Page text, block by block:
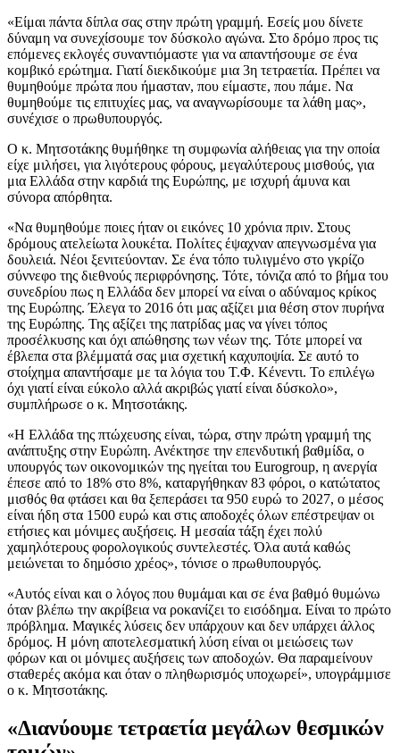
«Είμαι πάντα δίπλα σας στην πρώτη γραμμή. Εσείς μου δίνετε
δύναμη να συνεχίσουμε τον δύσκολο αγώνα. Στο δρόμο προς τις
επόμενες εκλογές συναντιόμαστε για να απαντήσουμε σε ένα
κομβικό ερώτημα. Γιατί διεκδικούμε μια 3η τετραετία. Πρέπει να
θυμηθούμε πρώτα που ήμασταν, που είμαστε, που πάμε. Να
θυμηθούμε τις επιτυχίες μας, να αναγνωρίσουμε τα λάθη μας»,
συνέχισε ο πρωθυπουργός.
Ο κ. Μητσοτάκης θυμήθηκε τη συμφωνία αλήθειας για την οποία
είχε μιλήσει, για λιγότερους φόρους, μεγαλύτερους μισθούς, για
μια Ελλάδα στην καρδιά της Ευρώπης, με ισχυρή άμυνα και
σύνορα απόρθητα.
«Να θυμηθούμε ποιες ήταν οι εικόνες 10 χρόνια πριν. Στους
δρόμους ατελείωτα λουκέτα. Πολίτες έψαχναν απεγνωσμένα για
δουλειά. Νέοι ξενιτεύονταν. Σε ένα τόπο τυλιγμένο στο γκρίζο
σύννεφο της διεθνούς περιφρόνησης. Τότε, τόνιζα από το βήμα του
συνεδρίου πως η Ελλάδα δεν μπορεί να είναι ο αδύναμος κρίκος
της Ευρώπης. Έλεγα το 2016 ότι μας αξίζει μια θέση στον πυρήνα
της Ευρώπης. Της αξίζει της πατρίδας μας να γίνει τόπος
προσέλκυσης και όχι απώθησης των νέων της. Τότε μπορεί να
έβλεπα στα βλέμματά σας μια σχετική καχυποψία. Σε αυτό το
στοίχημα απαντήσαμε με τα λόγια του Τ.Φ. Κένεντι. Το επιλέγω
όχι γιατί είναι εύκολο αλλά ακριβώς γιατί είναι δύσκολο»,
συμπλήρωσε ο κ. Μητσοτάκης.
«Η Ελλάδα της πτώχευσης είναι, τώρα, στην πρώτη γραμμή της
ανάπτυξης στην Ευρώπη. Ανέκτησε την επενδυτική βαθμίδα, ο
υπουργός των οικονομικών της ηγείται του Eurogroup, η ανεργία
έπεσε από το 18% στο 8%, καταργήθηκαν 83 φόροι, ο κατώτατος
μισθός θα φτάσει και θα ξεπεράσει τα 950 ευρώ το 2027, ο μέσος
είναι ήδη στα 1500 ευρώ και στις αποδοχές όλων επέστρεψαν οι
ετήσιες και μόνιμες αυξήσεις. Η μεσαία τάξη έχει πολύ
χαμηλότερους φορολογικούς συντελεστές. Όλα αυτά καθώς
μειώνεται το δημόσιο χρέος», τόνισε ο πρωθυπουργός.
«Αυτός είναι και ο λόγος που θυμάμαι και σε ένα βαθμό θυμώνω
όταν βλέπω την ακρίβεια να ροκανίζει το εισόδημα. Είναι το πρώτο
πρόβλημα. Μαγικές λύσεις δεν υπάρχουν και δεν υπάρχει άλλος
δρόμος. Η μόνη αποτελεσματική λύση είναι οι μειώσεις των
φόρων και οι μόνιμες αυξήσεις των αποδοχών. Θα παραμείνουν
σταθερές ακόμα και όταν ο πληθωρισμός υποχωρεί», υπογράμμισε
ο κ. Μητσοτάκης.
«Διανύουμε τετραετία μεγάλων θεσμικών